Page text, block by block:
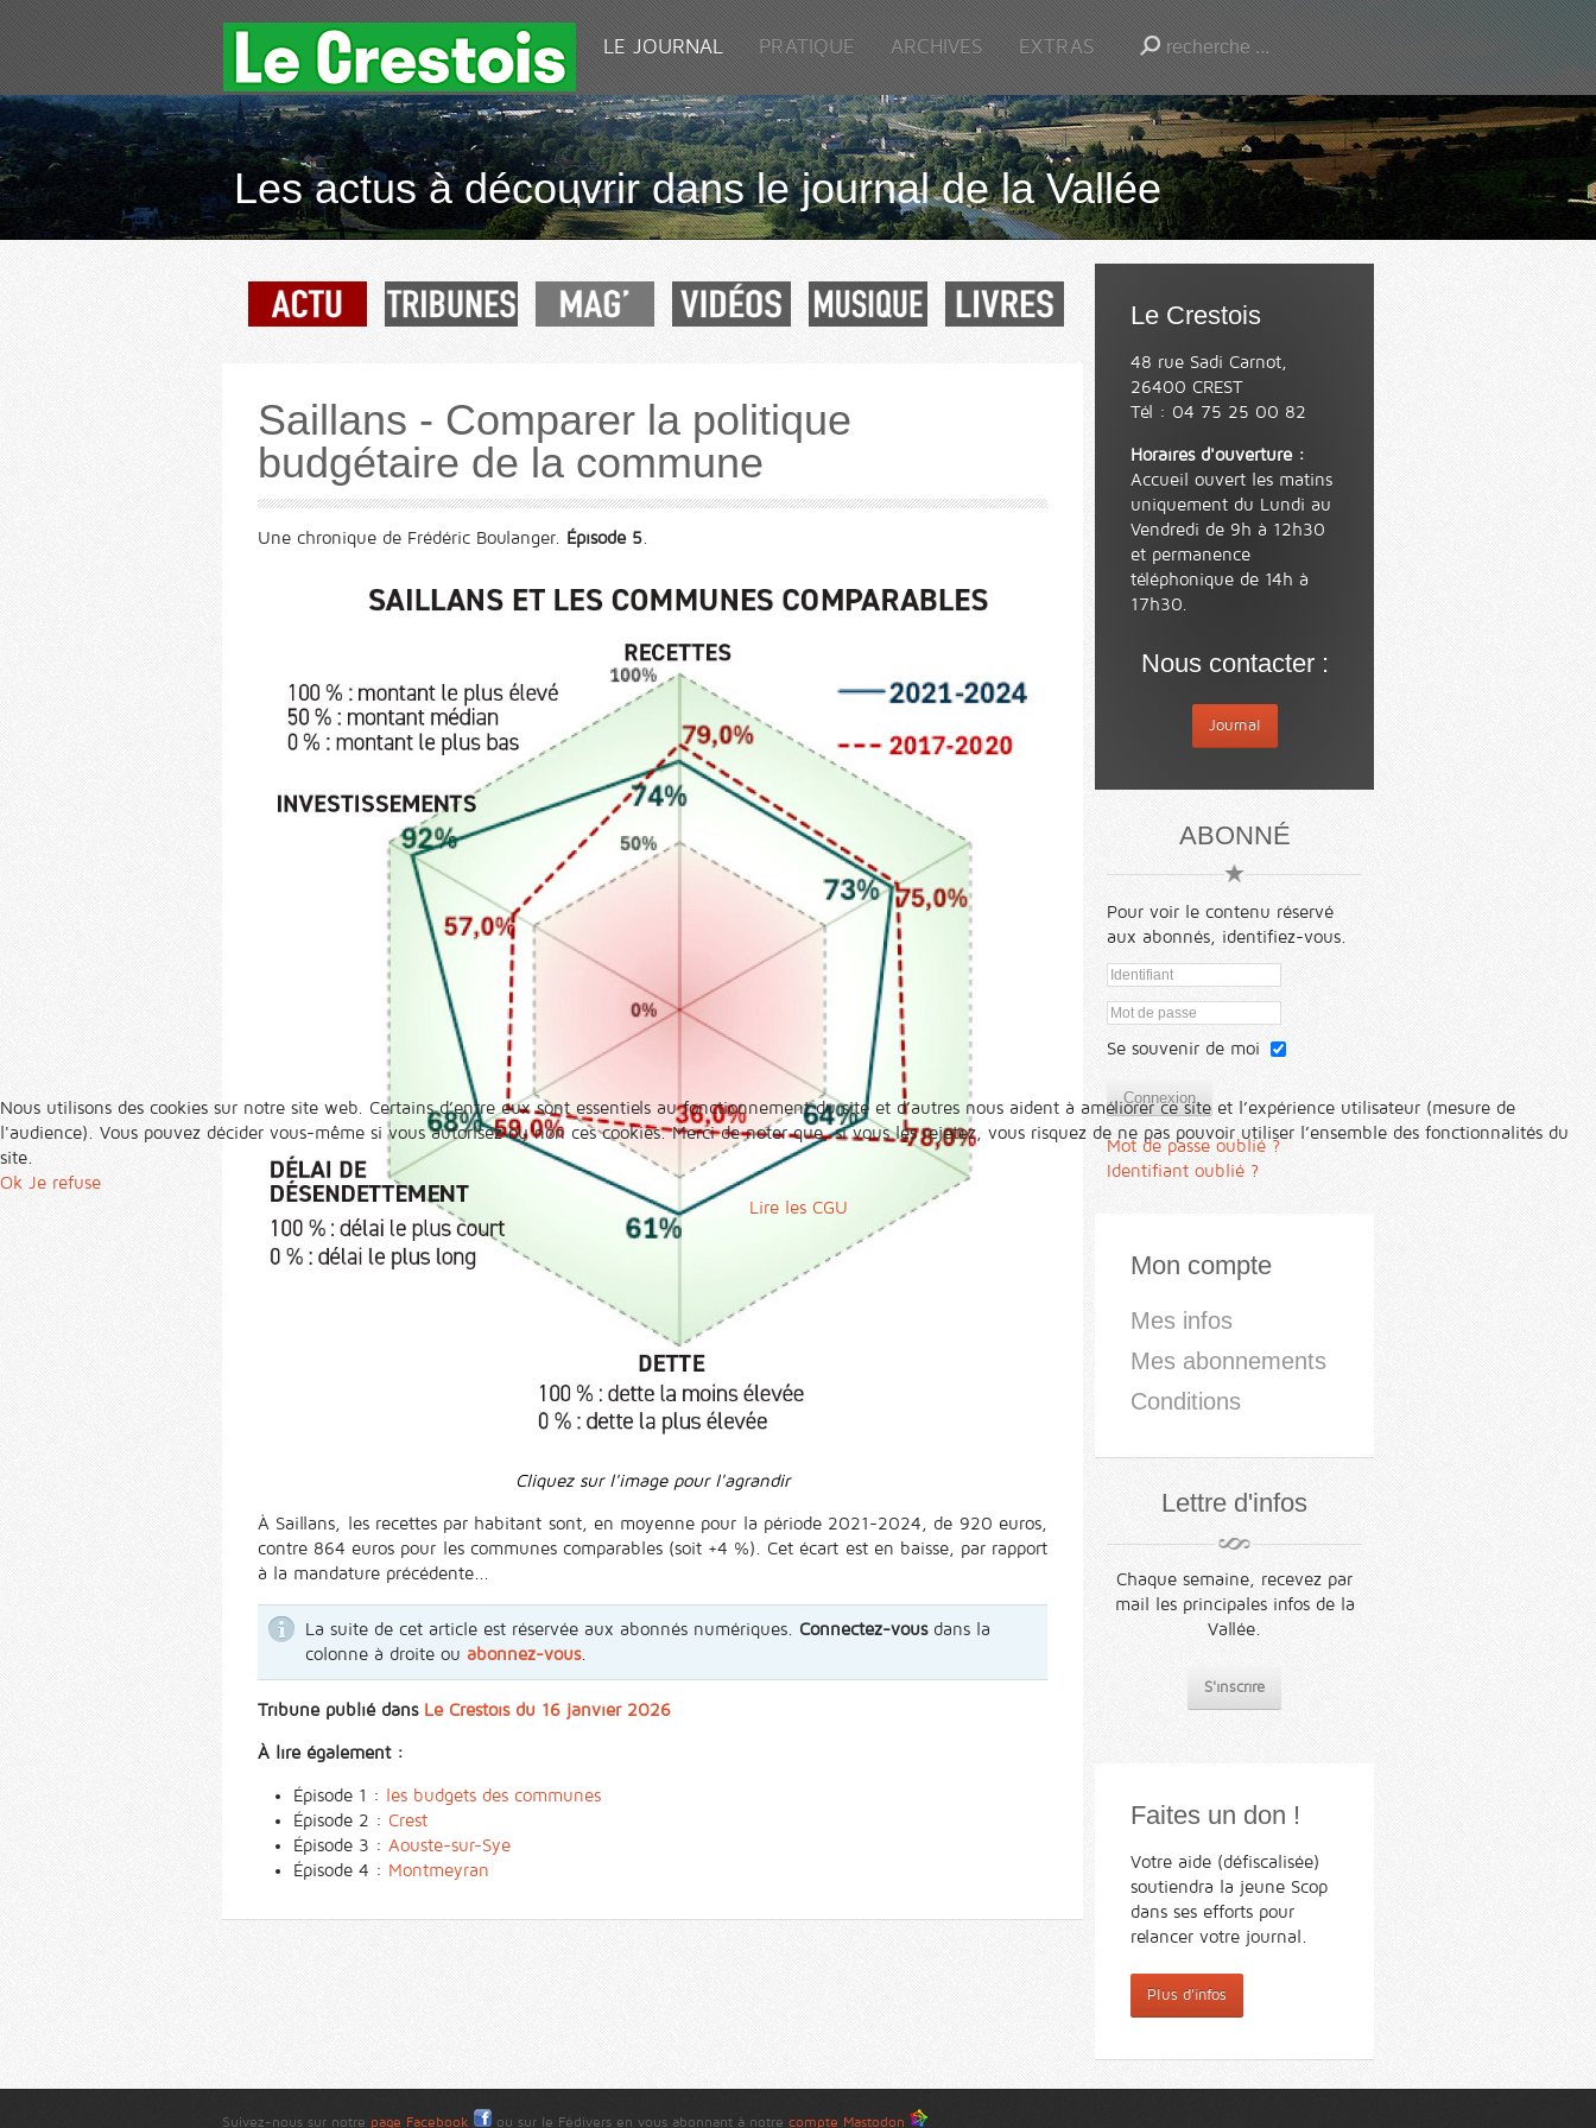
LE JOURNAL PRATIQUE ARCHIVES EXTRAS
Les actus à découvrir dans le journal de la Vallée
Saillans - Comparer la politique
budgétaire de la commune
Une chronique de Frédéric Boulanger. Épisode 5
Cliquez sur l'image pour l'agrandir
À Saillans, les recettes par habitant sont, en moyenne pour la période 2021-2024, de 920 euros,
contre 864 euros pour les communes comparables (soit +4 %). Cet écart est en baisse, par rapport
à la mandature précédente...
La suite de cet article est réservée aux abonnés numériques. Connectez-vousdans la
colonne à droite ou abonnez-vous.
Tribune publié dans Le Crestois du 16 janvier 2026
À lire également :
Épisode 1 :
les budgets des communes
Épisode 2 : Crest
Épisode 3 : Aouste-sur-Sye
Épisode 4 : Montmeyran
Le Crestois
48 rue Sadi Carnot,
26400 CREST
Tél : 04 75 25 00 82
Horaires d'ouverture :
Accueil ouvert les matins
uniquement du Lundi au
Vendredi de 9h à 12h30
et permanence
téléphonique de 14h à
17h30.
Nous contacter :
Journal
ABONNÉ
Pour voir le contenu réservé
aux abonnés, identifiez-vous.
Se souvenir de moi
Connexion
Mot de passe oublié ?
Identifiant oublié ?
Mon compte
Mes infos
Mes abonnements
Conditions
Lettre d'infos
Chaque semaine, recevez par
mail les principales infos de la
Vallée.
S'inscrire
Faites un don !
Votre aide (défiscalisée)
soutiendra la jeune Scop
dans ses efforts pour
relancer votre journal.
Plus d'infos
Suivez-nous sur notre page Facebook ou sur le Fédivers en vous abonnant à notre compte Mastodon
Nous utilisons des cookies sur notre site web. Certains d’entre eux sont essentiels au fonctionnement du site et d’autres nous aident à améliorer ce site et l’expérience utilisateur (mesure de
l'audience). Vous pouvez décider vous-même si vous autorisez ou non ces cookies. Merci de noter que, si vous les rejetez, vous risquez de ne pas pouvoir utiliser l’ensemble des fonctionnalités du
site.
Ok Je refuse
Lire les CGU